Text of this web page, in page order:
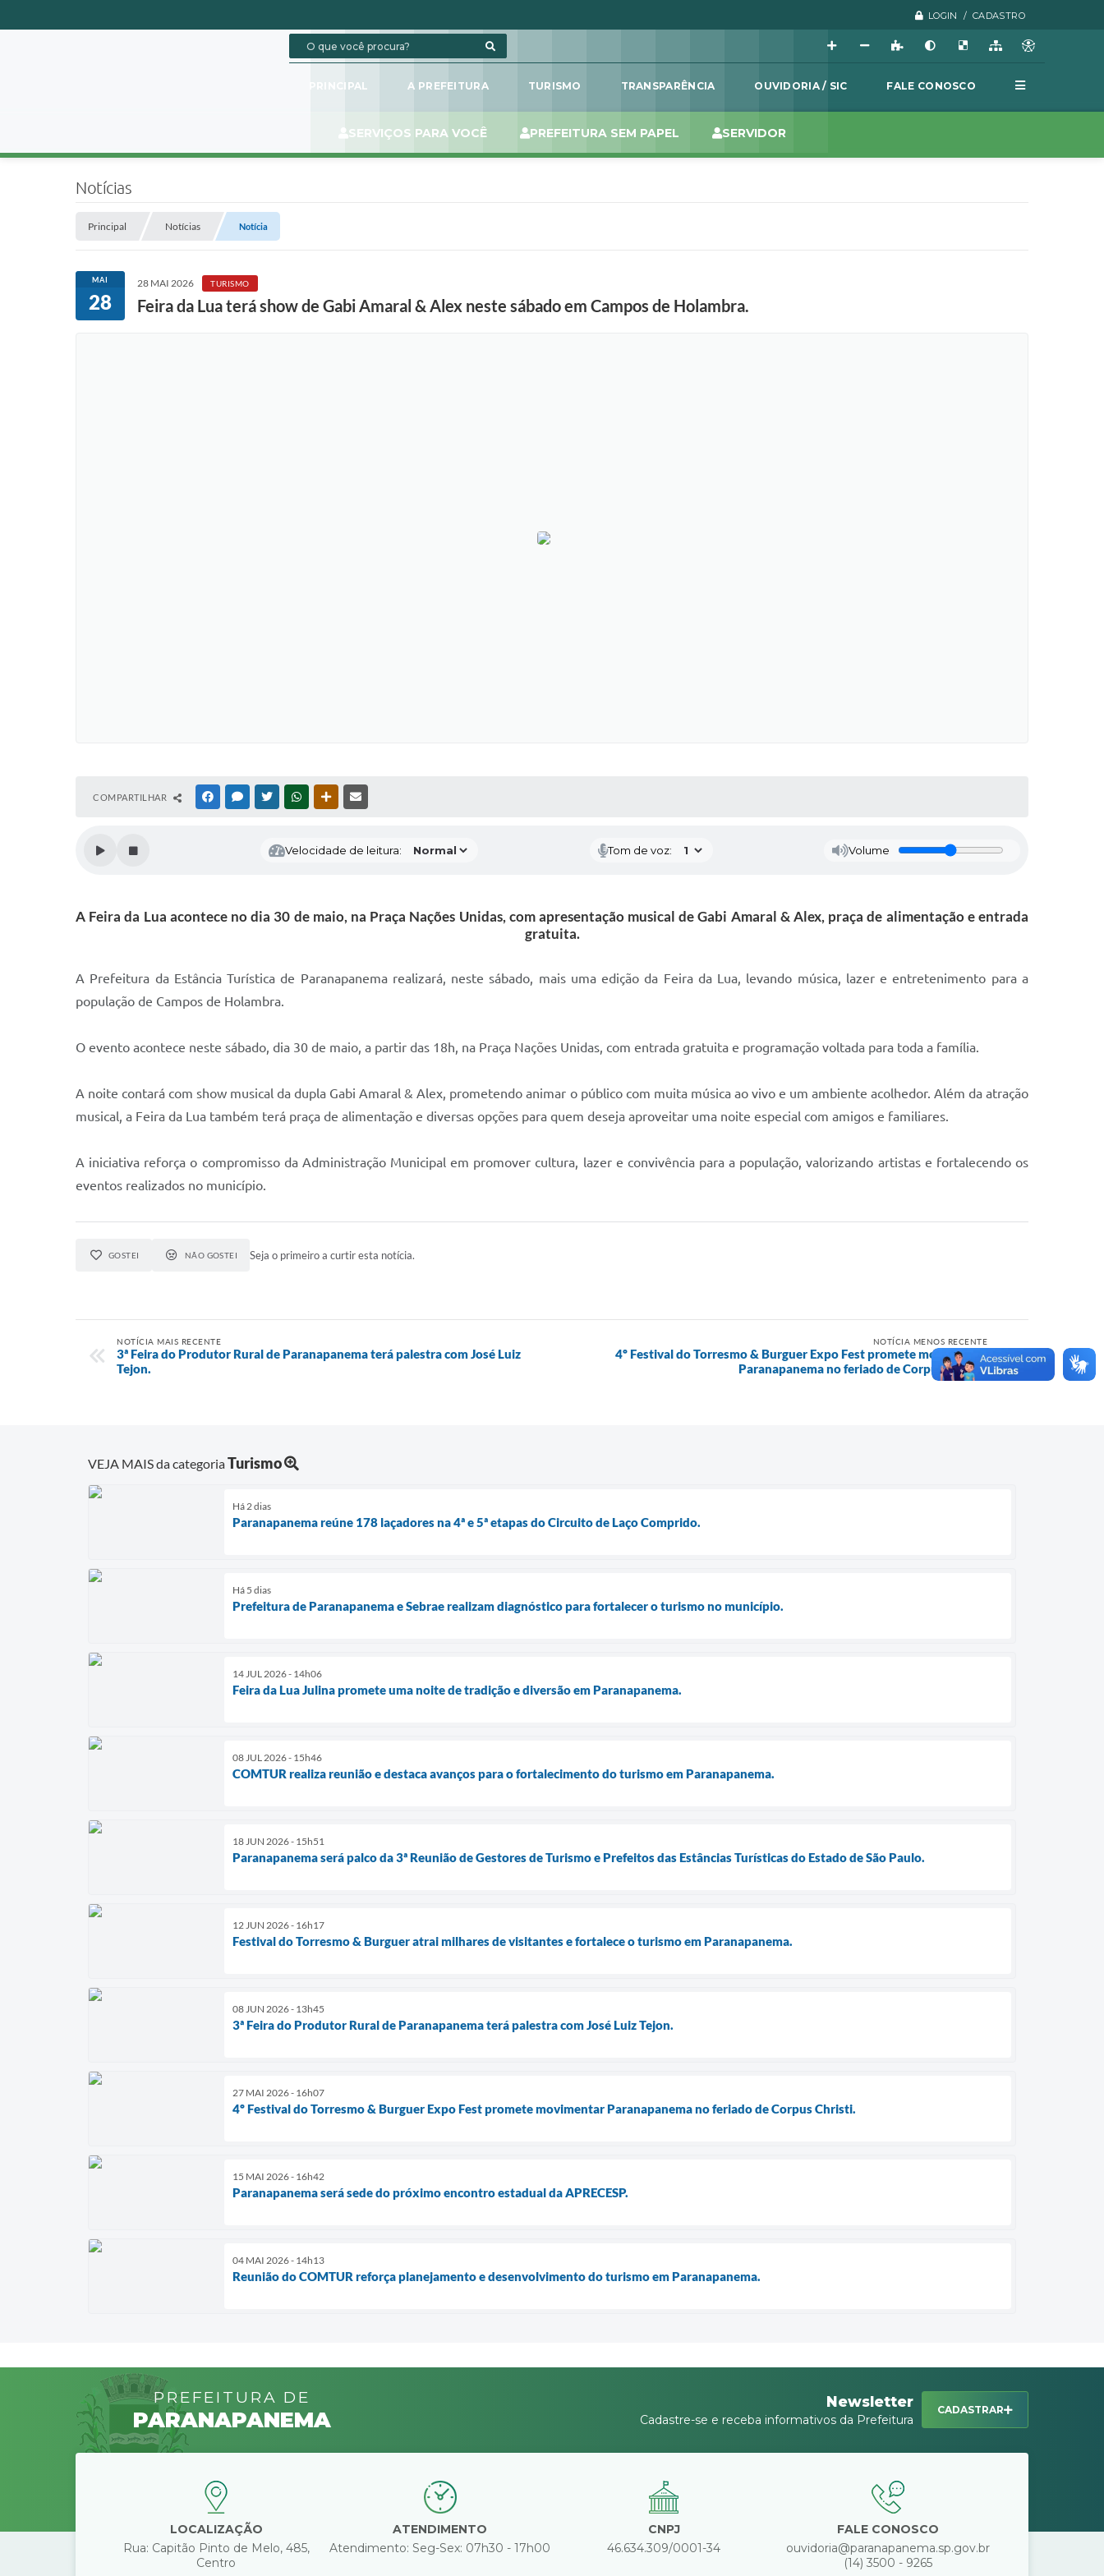
LOGIN / CADASTRO
PRINCIPAL A PREFEITURA TURISMO TRANSPARÊNCIA OUVIDORIA / SIC FALE CONOSCO
SERVIÇOS PARA VOCÊ PREFEITURA SEM PAPEL SERVIDOR
Notícias
Principal Notícias Notícia
MAI
28
28 MAI 2026 TURISMO
Feira da Lua terá show de Gabi Amaral & Alex neste sábado em Campos de Holambra.
COMPARTILHAR FACEBOOKMESSENGER
TWITTERWHATSAPPOUTRAS MÍDIAS
Velocidade de leitura: Tom de voz: Volume
A Feira da Lua acontece no dia 30 de maio, na Praça Nações Unidas, com apresentação musical de Gabi Amaral & Alex, praça de alimentação e entrada
gratuita.
A Prefeitura da Estância Turística de Paranapanema realizará, neste sábado, mais uma edição da Feira da Lua, levando música, lazer e entretenimento para a
população de Campos de Holambra.
O evento acontece neste sábado, dia 30 de maio, a partir das 18h, na Praça Nações Unidas, com entrada gratuita e programação voltada para toda a família.
A noite contará com show musical da dupla Gabi Amaral & Alex, prometendo animar o público com muita música ao vivo e um ambiente acolhedor. Além da atração
musical, a Feira da Lua também terá praça de alimentação e diversas opções para quem deseja aproveitar uma noite especial com amigos e familiares.
A iniciativa reforça o compromisso da Administração Municipal em promover cultura, lazer e convivência para a população, valorizando artistas e fortalecendo os
eventos realizados no município.
GOSTEI NÃO GOSTEI Seja o primeiro a curtir esta notícia.
NOTÍCIA MAIS RECENTE
3ª Feira do Produtor Rural de Paranapanema terá palestra com José Luiz
Tejon.
NOTÍCIA MENOS RECENTE
4º Festival do Torresmo & Burguer Expo Fest promete movimentar
Paranapanema no feriado de Corpus Christi.
VEJA MAIS da categoriaTurismo
Há 2 dias
Paranapanema reúne 178 laçadores na 4ª e 5ª etapas do Circuito de Laço Comprido.
Há 5 dias
Prefeitura de Paranapanema e Sebrae realizam diagnóstico para fortalecer o turismo no município.
14 JUL 2026 - 14h06
Feira da Lua Julina promete uma noite de tradição e diversão em Paranapanema.
08 JUL 2026 - 15h46
COMTUR realiza reunião e destaca avanços para o fortalecimento do turismo em Paranapanema.
18 JUN 2026 - 15h51
Paranapanema será palco da 3ª Reunião de Gestores de Turismo e Prefeitos das Estâncias Turísticas do Estado de São Paulo.
12 JUN 2026 - 16h17
Festival do Torresmo & Burguer atrai milhares de visitantes e fortalece o turismo em Paranapanema.
08 JUN 2026 - 13h45
3ª Feira do Produtor Rural de Paranapanema terá palestra com José Luiz Tejon.
27 MAI 2026 - 16h07
4º Festival do Torresmo & Burguer Expo Fest promete movimentar Paranapanema no feriado de Corpus Christi.
15 MAI 2026 - 16h42
Paranapanema será sede do próximo encontro estadual da APRECESP.
04 MAI 2026 - 14h13
Reunião do COMTUR reforça planejamento e desenvolvimento do turismo em Paranapanema.
PREFEITURA DE
PARANAPANEMA
Newsletter
Cadastre-se e receba informativos da Prefeitura
CADASTRAR
LOCALIZAÇÃO
Rua: Capitão Pinto de Melo, 485,
Centro
ATENDIMENTO
Atendimento: Seg-Sex: 07h30 - 17h00
CNPJ
46.634.309/0001-34
FALE CONOSCO
ouvidoria@paranapanema.sp.gov.br
(14) 3500 - 9265